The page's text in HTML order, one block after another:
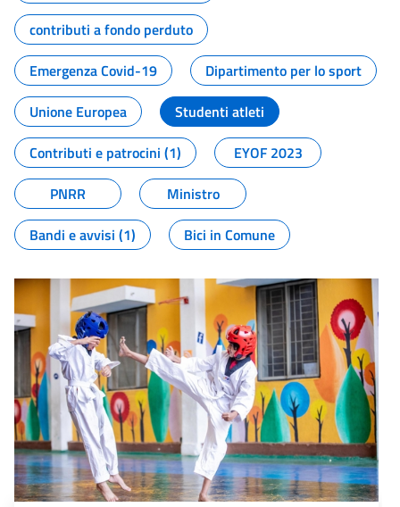
contributi a fondo perduto
Emergenza Covid-19
Dipartimento per lo sport
Unione Europea
Studenti atleti
Contributi e patrocini (1)
EYOF 2023
PNRR
Ministro
Bandi e avvisi (1)
Bici in Comune